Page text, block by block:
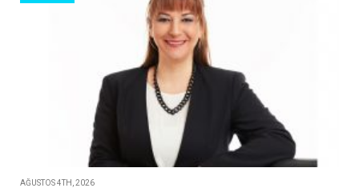
AĞUSTOS 4TH, 2026